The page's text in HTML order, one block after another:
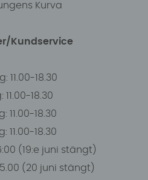
Kurva
Kundservice
11.00-18.30
11.00-18.30
11.00-18.30
11.00-18.30
(19:e juni stängt)
(20 juni stängt)